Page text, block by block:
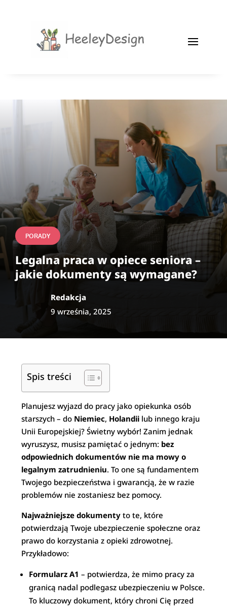
PORADY
Legalna praca w opiece seniora –
jakie dokumenty są wymagane?
Redakcja
9 września, 2025
Spis treści
Planujesz wyjazd do pracy jako opiekunka osób
starszych – do Niemiec, Holandii lub innego kraju
Unii Europejskiej? Świetny wybór! Zanim jednak
wyruszysz, musisz pamiętać o jednym: bez
odpowiednich dokumentów nie ma mowy o
legalnym zatrudnieniu. To one są fundamentem
Twojego bezpieczeństwa i gwarancją, że w razie
problemów nie zostaniesz bez pomocy.
Najważniejsze dokumenty to te, które
potwierdzają Twoje ubezpieczenie społeczne oraz
prawo do korzystania z opieki zdrowotnej.
Przykładowo:
Formularz A1 – potwierdza, że mimo pracy za
granicą nadal podlegasz ubezpieczeniu w Polsce.
To kluczowy dokument, który chroni Cię przed